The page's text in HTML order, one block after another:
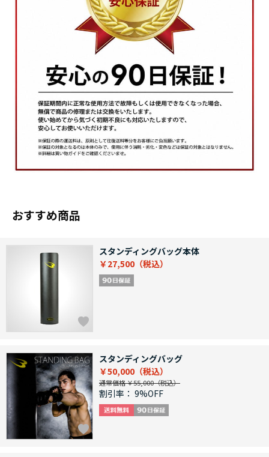
おすすめ商品
スタンディングバッグ本体
￥27,500
スタンディングバッグ
￥50,000
通常価格 ￥55,000
割引率： 9%OFF